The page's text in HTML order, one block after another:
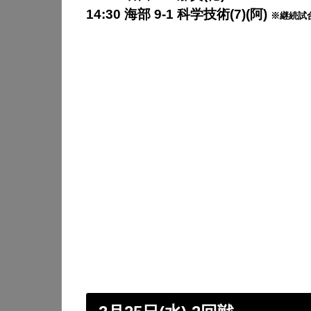
14:30 海部 9-1 科学技術(7)(阿) ※継続試